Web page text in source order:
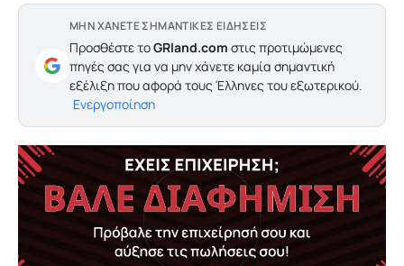
ΜΗΝ ΧΑΝΕΤΕ ΣΗΜΑΝΤΙΚΕΣ ΕΙΔΗΣΕΙΣ
Προσθέστε τοGRland.com στις προτιμώμενες
πηγές σας για να μην χάνετε καμία σημαντική
εξέλιξη που αφορά τους Έλληνες του εξωτερικού.
Ενεργοποίηση